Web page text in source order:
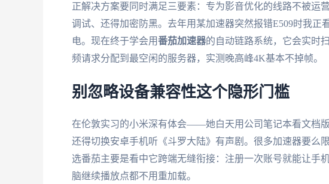
正解决方案要同时满足三要素：专为影音优化的线路不被运
调试、还得加密防黑。去年用某加速器突然报错E509时我正
电。现在终于学会用番茄加速器的自动链路系统，它会实时
频请求分配到最空闲的服务器，实测晚高峰4K基本不掉帧。
别忽略设备兼容性这个隐形门槛
在伦敦实习的小米深有体会——她白天用公司笔记本看文档
还得切换安卓手机听《斗罗大陆》有声剧。很多加速器要么
选番茄主要是看中它跨端无缝衔接：注册一次账号就能让手
脑继续播放点都不用重加载。